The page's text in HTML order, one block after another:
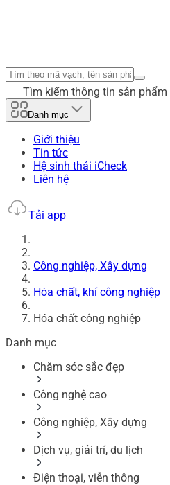
Tìm kiếm thông tin sản phẩm
Danh mục
Giới thiệu
Tin tức
Hệ sinh thái iCheck
Liên hệ
Tải app
Công nghiệp, Xây dựng
Hóa chất, khí công nghiệp
Hóa chất công nghiệp
Danh mục
Chăm sóc sắc đẹp
Công nghệ cao
Công nghiệp, Xây dựng
Dịch vụ, giải trí, du lịch
Điện thoại, viễn thông